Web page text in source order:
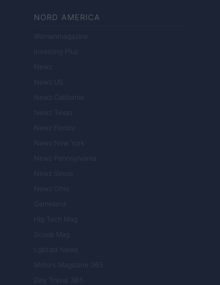
NORD AMERICA
Womanmagazine
Investing Plus
Newz
Newz US
Newz California
Newz Texas
Newz Florida
Newz New York
Newz Pennsylvania
Newz Illinois
Newz Ohio
Gameland
Hig Tech Mag
Scoop Mag
Lgbtqia News
Motors Magazine 365
Day Travel 365